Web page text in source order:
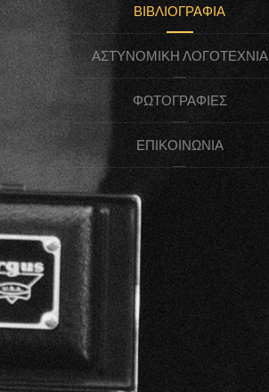
ΒΙΒΛΙΟΓΡΑΦΊΑ
ΑΣΤΥΝΟΜΙΚΉ ΛΟΓΟΤΕΧΝΊΑ
ΦΩΤΟΓΡΑΦΊΕΣ
ΕΠΙΚΟΙΝΩΝΊΑ